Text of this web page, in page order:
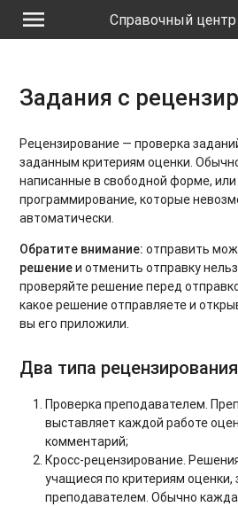
menu Справочный
Задания с
Рецензирование — проверка
заданным критериям оценки.
написанные в свободной форме,
программирование, которые
автоматически.
Обратите внимание: отправить
решениеи отменить отправку
проверяйте решение перед
какое решение отправляете и
вы его приложили.
Два типа
Проверка преподавателем.
выставляет каждой работе
комментарий;
Кросс-рецензирование.
учащиеся по критериям
преподавателем. Обычно